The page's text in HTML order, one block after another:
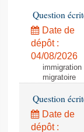
Question
Date de
dépôt :
04/08/2026
migratoire
Question
Date de
dépôt :